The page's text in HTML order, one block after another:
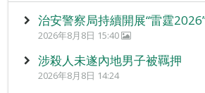
治安警察局持續開展“雷霆
2026年8月8日 15:40
涉殺人未遂內地男子被羈押
2026年8月8日 14:24